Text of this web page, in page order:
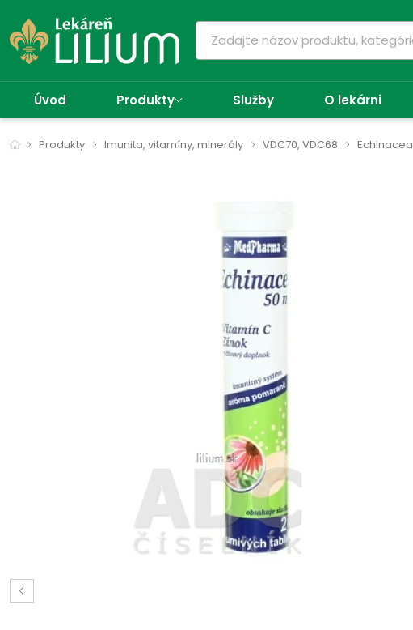
Úvod Produkty Služby O lekárni
Produkty Imunita, vitamíny, minerály VDC70, VDC68 Echinacea